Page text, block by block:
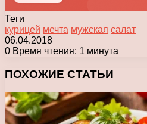
Теги
курицей мечта мужская салат
06.04.2018
0 Время чтения: 1 минута
ПОХОЖИЕ СТАТЬИ